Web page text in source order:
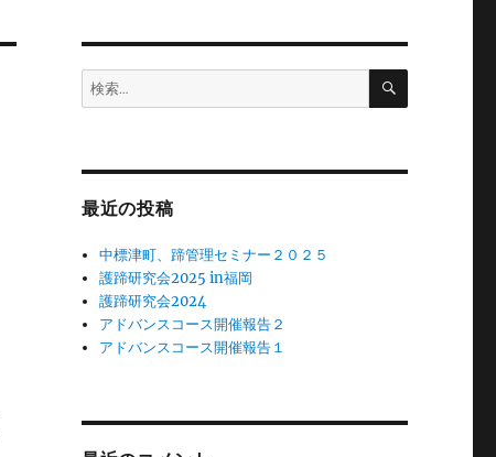
検
索:
検
最近の投稿
中標津町、蹄管理セミナー２０２５
護蹄研究会2025 in福岡
護蹄研究会2024
アドバンスコース開催報告２
アドバンスコース開催報告１